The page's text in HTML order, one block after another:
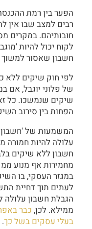
הפער בין רמת
רבים למצב שבו אין
חובותיהם. במקרים
לקוח יכול להיות
חשבון שאסור למשוך
הפחות בין סירוב
המשמעות של 'חשבון
עלולה להיות
חשבון ללא שיקים
מחמירות אף מנוע
במגזר העסקי, בו
לעתים תוך דחיית
הגבלת חשבון עלולה
ממילא. לכן, כבר
בעלי עסקים בשל כך.